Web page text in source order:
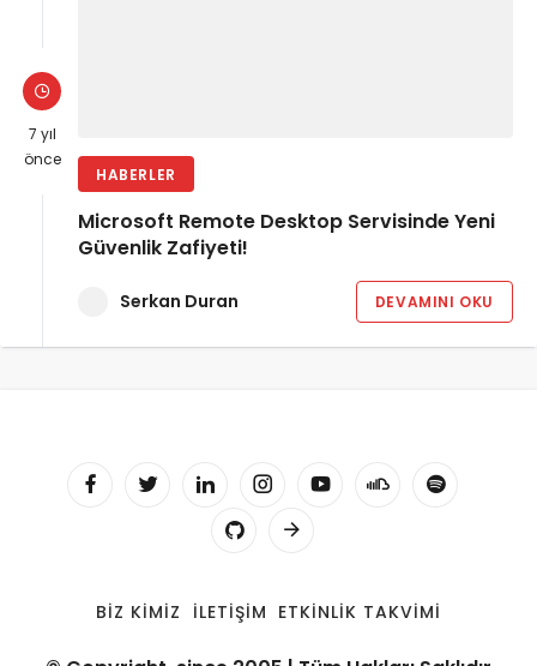
7 yıl
önce
HABERLER
Microsoft Remote Desktop Servisinde Yeni
Güvenlik Zafiyeti!
Serkan Duran DEVAMINI OKU
BIZ KIMIZ İLETIŞIM ETKINLIK TAKVIMI